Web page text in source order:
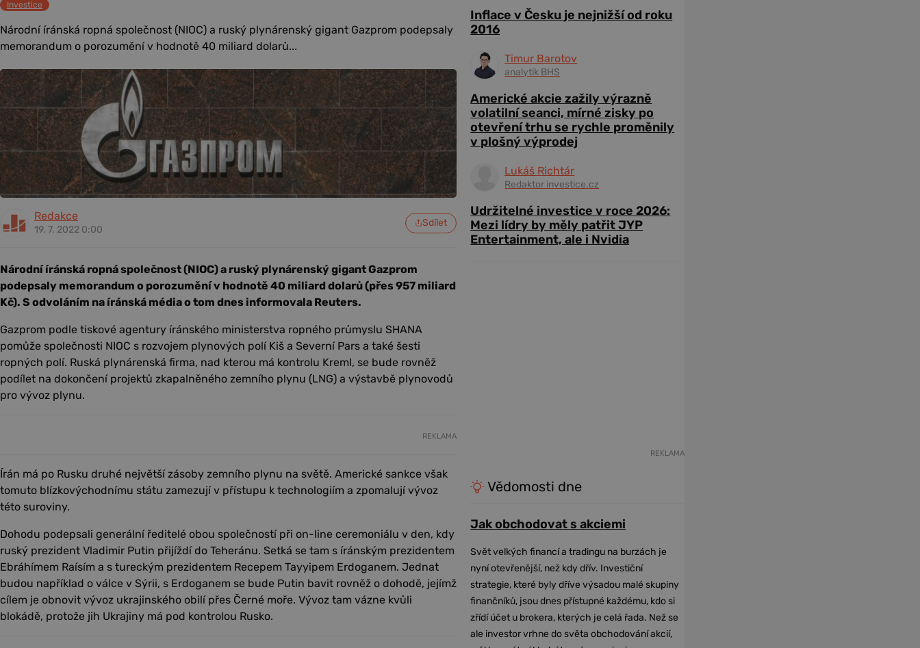
Investice
Národní íránská ropná společnost (NIOC) a ruský plynárenský gigant Gazprom podepsaly
memorandum o porozumění v hodnotě 40 miliard dolarů...
Redakce
19. 7. 2022 0:00
Sdílet
Národní íránská ropná společnost (NIOC) a ruský plynárenský gigant Gazprom
podepsaly memorandum o porozumění v hodnotě 40 miliard dolarů (přes 957 miliard
Kč). S odvoláním na íránská média o tom dnes informovala Reuters.
Gazprom podle tiskové agentury íránského ministerstva ropného průmyslu SHANA
pomůže společnosti NIOC s rozvojem plynových polí Kiš a Severní Pars a také šesti
ropných polí. Ruská plynárenská firma, nad kterou má kontrolu Kreml, se bude rovněž
podílet na dokončení projektů zkapalněného zemního plynu (LNG) a výstavbě plynovodů
pro vývoz plynu.
REKLAMA
Írán má po Rusku druhé největší zásoby zemního plynu na světě. Americké sankce však
tomuto blízkovýchodnímu státu zamezují v přístupu k technologiím a zpomalují vývoz
této suroviny.
Dohodu podepsali generální ředitelé obou společností při on-line ceremoniálu v den, kdy
ruský prezident Vladimir Putin přijíždí do Teheránu. Setká se tam s íránským prezidentem
Ebráhímem Raísím a s tureckým prezidentem Recepem Tayyipem Erdoganem. Jednat
budou například o válce v Sýrii, s Erdoganem se bude Putin bavit rovněž o dohodě, jejímž
cílem je obnovit vývoz ukrajinského obilí přes Černé moře. Vývoz tam vázne kvůli
blokádě, protože jih Ukrajiny má pod kontrolou Rusko.
Inflace v Česku je nejnižší od roku
2016
Timur Barotov
analytik BHS
Americké akcie zažily výrazně
volatilní seanci, mírné zisky po
otevření trhu se rychle proměnily
v plošný výprodej
Lukáš Richtár
Redaktor investice.cz
Udržitelné investice v roce 2026:
Mezi lídry by měly patřit JYP
Entertainment, ale i Nvidia
REKLAMA
Vědomosti dne
Jak obchodovat s akciemi
Svět velkých financí a tradingu na burzách je
nyní otevřenější, než kdy dřív. Investiční
strategie, které byly dříve výsadou malé skupiny
finančníků, jsou dnes přístupné každému, kdo si
zřídí účet u brokera, kterých je celá řada. Než se
ale investor vrhne do světa obchodování akcií,